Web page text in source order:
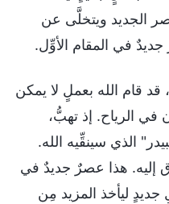
الجديد ويتخلَّى عن
في المقام الأوِّل.
قد قام الله بعملٍ لا يمكن
في الرياح. إذ تهبُّ،
الذي سينقِّيه الله.
إليه. هذا عصرٌ جديدٌ في
جديدٍ ليأخذ المزيد مِن